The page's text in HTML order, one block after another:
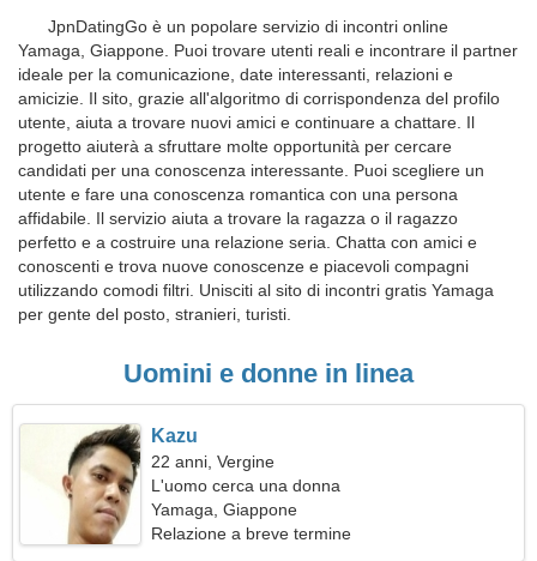
JpnDatingGo è un popolare servizio di incontri online
Yamaga, Giappone. Puoi trovare utenti reali e incontrare il partner
ideale per la comunicazione, date interessanti, relazioni e
amicizie. Il sito, grazie all'algoritmo di corrispondenza del profilo
utente, aiuta a trovare nuovi amici e continuare a chattare. Il
progetto aiuterà a sfruttare molte opportunità per cercare
candidati per una conoscenza interessante. Puoi scegliere un
utente e fare una conoscenza romantica con una persona
affidabile. Il servizio aiuta a trovare la ragazza o il ragazzo
perfetto e a costruire una relazione seria. Chatta con amici e
conoscenti e trova nuove conoscenze e piacevoli compagni
utilizzando comodi filtri. Unisciti al sito di incontri gratis Yamaga
per gente del posto, stranieri, turisti.
Uomini e donne in linea
Kazu
22 anni, Vergine
L'uomo cerca una donna
Yamaga, Giappone
Relazione a breve termine